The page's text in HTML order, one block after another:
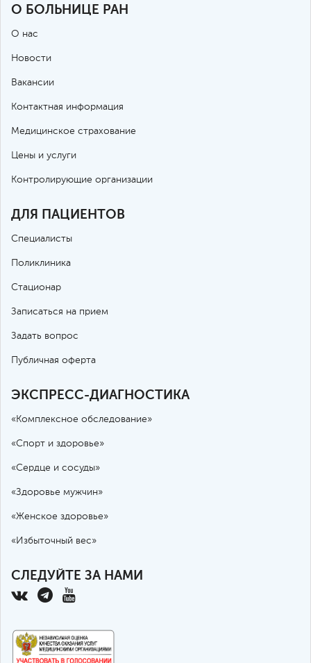
О БОЛЬНИЦЕ РАН
О нас
Новости
Вакансии
Контактная информация
Медицинское страхование
Цены и услуги
Контролирующие организации
ДЛЯ ПАЦИЕНТОВ
Специалисты
Поликлиника
Стационар
Записаться на прием
Задать вопрос
Публичная оферта
ЭКСПРЕСС-ДИАГНОСТИКА
«Комплексное обследование»
«Спорт и здоровье»
«Сердце и сосуды»
«Здоровье мужчин»
«Женское здоровье»
«Избыточный вес»
СЛЕДУЙТЕ ЗА НАМИ